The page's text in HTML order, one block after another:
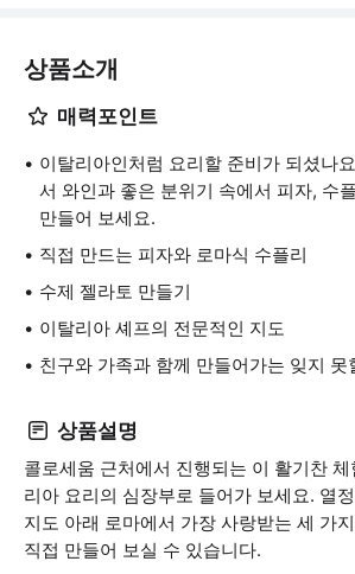
상품소개
매력포인트
이탈리아인처럼 요리할 준비가 되셨나
서 와인과 좋은 분위기 속에서 피자, 수
만들어 보세요.
직접 만드는 피자와 로마식 수플리
수제 젤라토 만들기
이탈리아 셰프의 전문적인 지도
친구와 가족과 함께 만들어가는 잊지 못
상품설명
콜로세움 근처에서 진행되는 이 활기찬
리아 요리의 심장부로 들어가 보세요. 열
지도 아래 로마에서 가장 사랑받는 세 가
직접 만들어 보실 수 있습니다.